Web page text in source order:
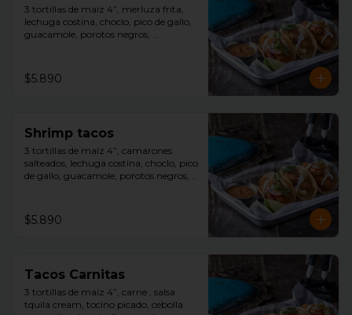
3 tortillas de maíz 4”, merluza frita,
lechuga costina, choclo, pico de gallo,
guacamole, porotos negros,
salsa tquila aparte.
$5.890
Shrimp tacos
3 tortillas de maíz 4”, camarones
salteados, lechuga costina, choclo, pico
de gallo, guacamole, porotos negros,
salsa tquila aparte.
$5.890
Tacos Carnitas
3 tortillas de maíz 4”, carne , salsa
tquila cream, tocino picado, cebolla